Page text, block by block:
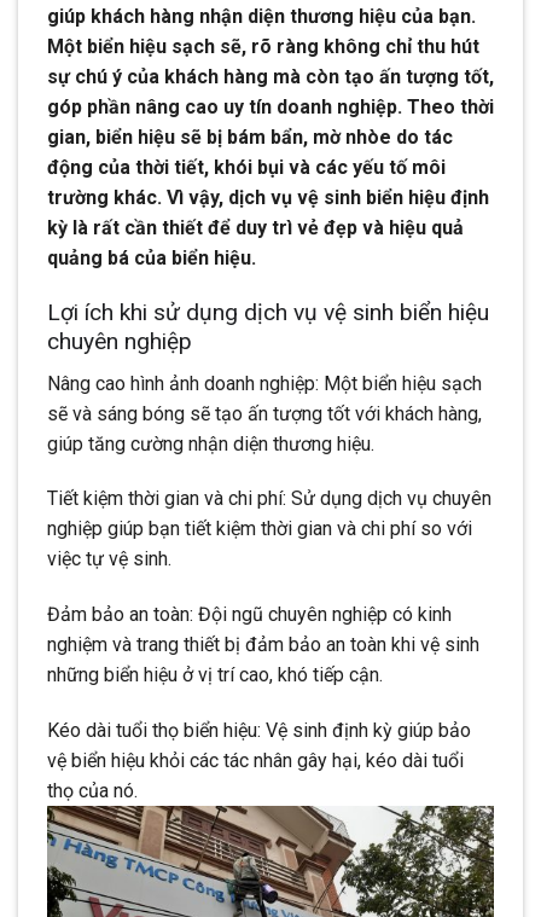
giúp khách hàng nhận diện thương hiệu của bạn.
Một biển hiệu sạch sẽ, rõ ràng không chỉ thu hút
sự chú ý của khách hàng mà còn tạo ấn tượng tốt,
góp phần nâng cao uy tín doanh nghiệp. Theo thời
gian, biển hiệu sẽ bị bám bẩn, mờ nhòe do tác
động của thời tiết, khói bụi và các yếu tố môi
trường khác. Vì vậy, dịch vụ vệ sinh biển hiệu định
kỳ là rất cần thiết để duy trì vẻ đẹp và hiệu quả
quảng bá của biển hiệu.
Lợi ích khi sử dụng dịch vụ vệ sinh biển hiệu
chuyên nghiệp
Nâng cao hình ảnh doanh nghiệp: Một biển hiệu sạch
sẽ và sáng bóng sẽ tạo ấn tượng tốt với khách hàng,
giúp tăng cường nhận diện thương hiệu.
Tiết kiệm thời gian và chi phí: Sử dụng dịch vụ chuyên
nghiệp giúp bạn tiết kiệm thời gian và chi phí so với
việc tự vệ sinh.
Đảm bảo an toàn: Đội ngũ chuyên nghiệp có kinh
nghiệm và trang thiết bị đảm bảo an toàn khi vệ sinh
những biển hiệu ở vị trí cao, khó tiếp cận.
Kéo dài tuổi thọ biển hiệu: Vệ sinh định kỳ giúp bảo
vệ biển hiệu khỏi các tác nhân gây hại, kéo dài tuổi
thọ của nó.